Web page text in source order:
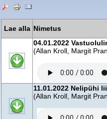
Lae alla Nimetus
04.01.2022
(Allan Kroll, Margit
11.01.2022 Nelipühi
(Allan Kroll, Margit